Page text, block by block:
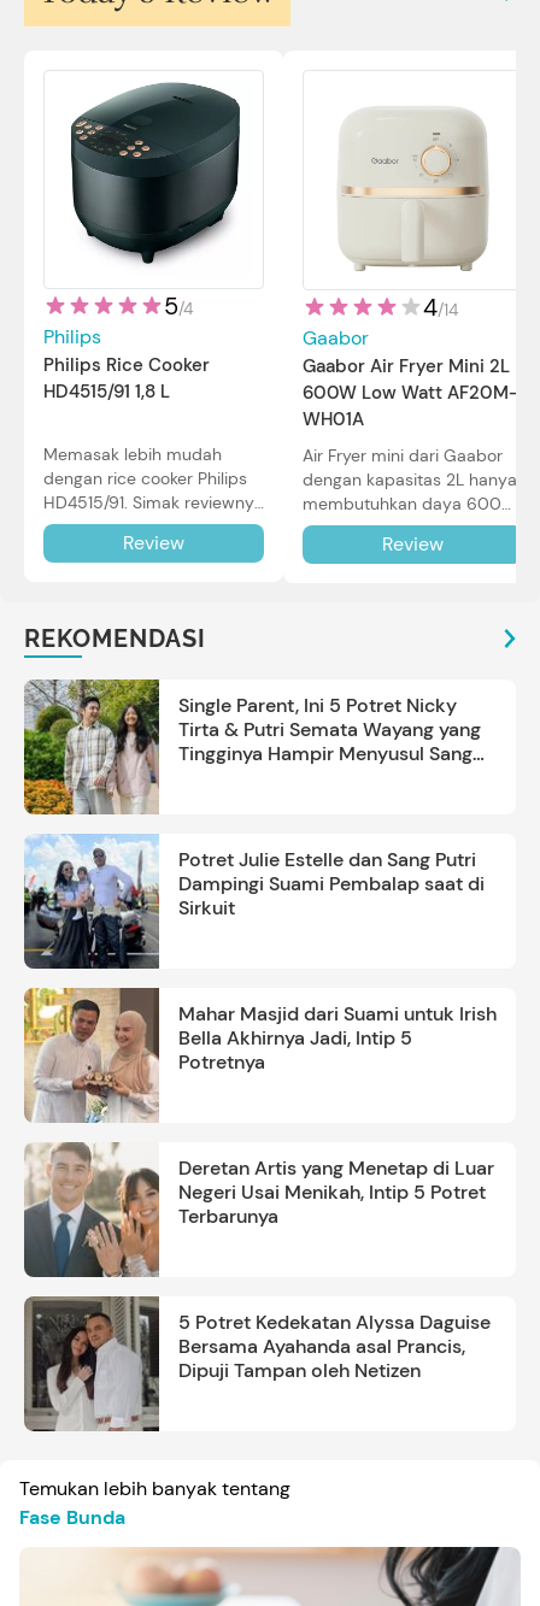
5/4
Philips
Philips Rice Cooker
HD4515/91 1,8 L
Memasak lebih mudah
dengan rice cooker Philips
HD4515/91. Simak reviewnya
di sini.
Review
4/14
Gaabor
Gaabor Air Fryer Mini 2L
600W Low Watt AF20M-
WH01A
Air Fryer mini dari Gaabor
dengan kapasitas 2L hanya
membutuhkan daya 600W
dalam pemakaian. Simak
review selengkapnya di sini.
Review
REKOMENDASI
Single Parent, Ini 5 Potret Nicky
Tirta & Putri Semata Wayang yang
Tingginya Hampir Menyusul Sang
Potret Julie Estelle dan Sang Putri
Dampingi Suami Pembalap saat di
Sirkuit
Mahar Masjid dari Suami untuk Irish
Bella Akhirnya Jadi, Intip 5
Potretnya
Deretan Artis yang Menetap di Luar
Negeri Usai Menikah, Intip 5 Potret
Terbarunya
5 Potret Kedekatan Alyssa Daguise
Bersama Ayahanda asal Prancis,
Dipuji Tampan oleh Netizen
Temukan lebih banyak tentang
Fase Bunda